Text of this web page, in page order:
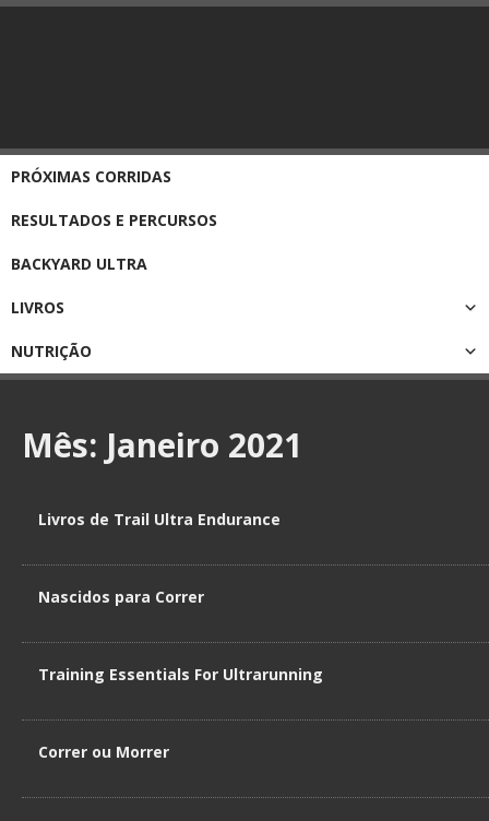
PRÓXIMAS CORRIDAS
RESULTADOS E PERCURSOS
BACKYARD ULTRA
LIVROS
NUTRIÇÃO
Mês: Janeiro 2021
Livros de Trail Ultra Endurance
Nascidos para Correr
Training Essentials For Ultrarunning
Correr ou Morrer